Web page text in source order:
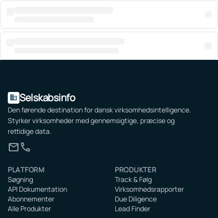
domain Selskabsinfo
Den førende destination for dansk virksomhedsintelligence.
Styrker virksomheder med gennemsigtige, præcise og
rettidige data.
mailcall
PLATFORM
Søgning
API Dokumentation
Abonnementer
Alle Produkter
PRODUKTER
Track & Følg
Virksomhedsrapporter
Due Diligence
Lead Finder